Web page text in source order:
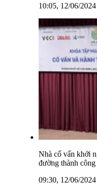
10:05, 12/06/2024
Nhà cố vấn khởi
đường thành
09:30, 12/06/2024